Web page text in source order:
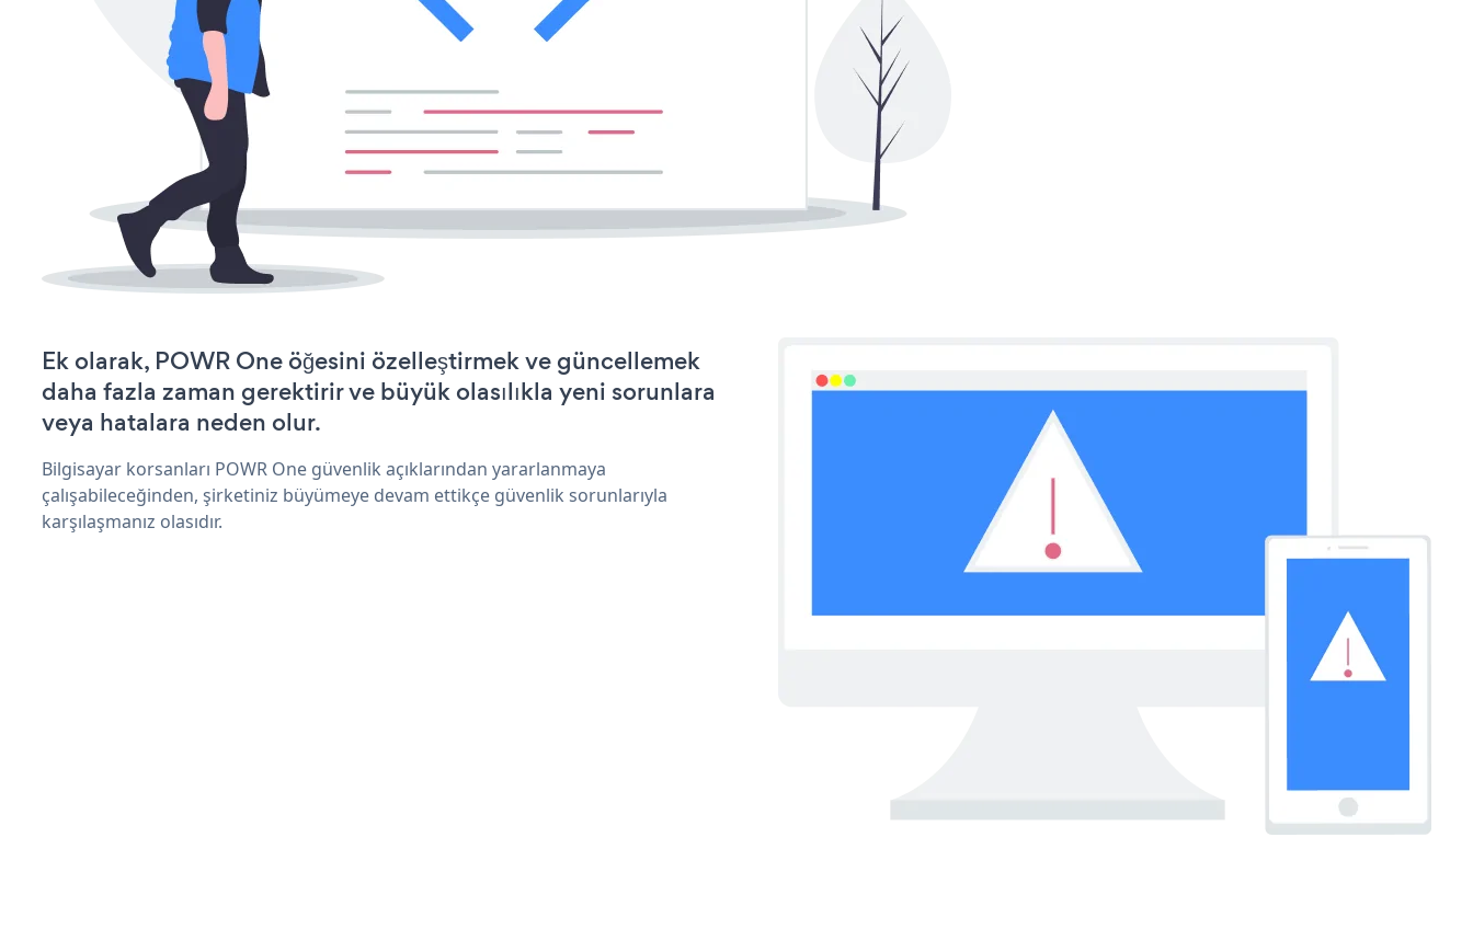
Ek olarak, POWR One öğesini özelleştirmek ve güncellemek
daha fazla zaman gerektirir ve büyük olasılıkla yeni sorunlara
veya hatalara neden olur.
Bilgisayar korsanları POWR One güvenlik açıklarından yararlanmaya
çalışabileceğinden, şirketiniz büyümeye devam ettikçe güvenlik sorunlarıyla
karşılaşmanız olasıdır.